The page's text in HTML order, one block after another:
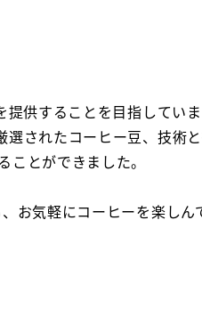
供することを目指してい
されたコーヒー豆、技術
とができました。
お気軽にコーヒーを楽しん